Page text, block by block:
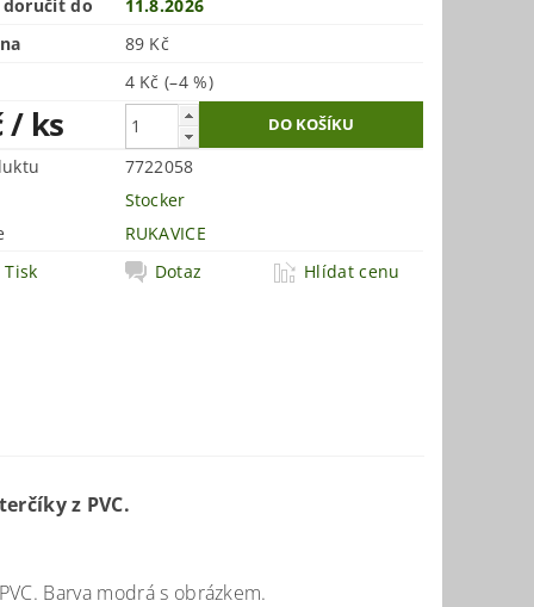
doručit do
11.8.2026
89 Kč
4 Kč(–4 %)
/ ks
7722058
Stocker
RUKAVICE
Tisk
Dotaz Hlídat cenu
z PVC.
Barva modrá s obrázkem.